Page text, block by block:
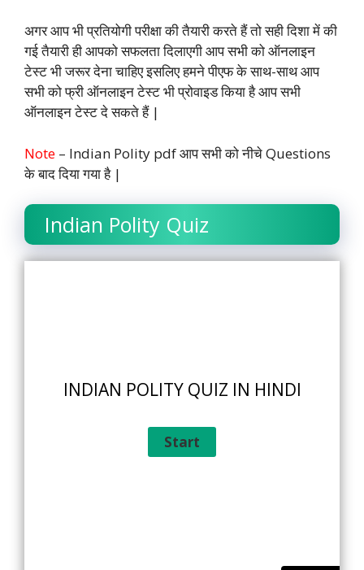
अगर आप भी प्रतियोगी परीक्षा की तैयारी करते हैं तो सही दिशा में की
गई तैयारी ही आपको सफलता दिलाएगी आप सभी को ऑनलाइन
टेस्ट भी जरूर देना चाहिए इसलिए हमने पीएफ के साथ-साथ आप
सभी को फ्री ऑनलाइन टेस्ट भी प्रोवाइड किया है आप सभी
ऑनलाइन टेस्ट दे सकते हैं |
Note – Indian Polity pdf आप सभी को नीचे Questions
के बाद दिया गया है |
Indian Polity Quiz
INDIAN POLITY QUIZ IN HINDI